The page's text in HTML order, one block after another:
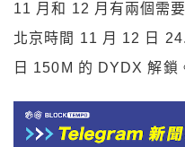
11 月和 12 月有兩個需
北京時間 11 月 12 日
日 150M 的 DYDX 解鎖